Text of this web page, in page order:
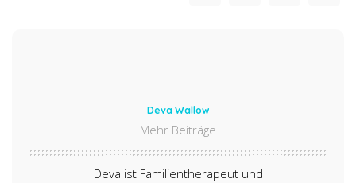
Deva Wallow
Mehr Beiträge
Deva ist Familientherapeut und